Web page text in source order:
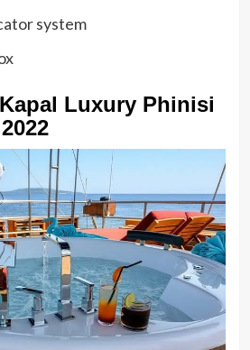
system
Luxury Phinisi